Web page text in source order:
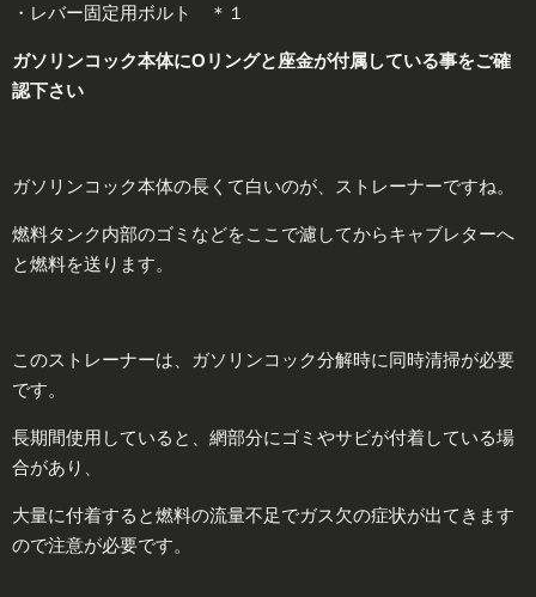
・レバー固定用ボルト ＊１
ガソリンコック本体にOリングと座金が付属している事をご確
認下さい
ガソリンコック本体の長くて白いのが、ストレーナーですね。
燃料タンク内部のゴミなどをここで濾してからキャブレターへ
と燃料を送ります。
このストレーナーは、ガソリンコック分解時に同時清掃が必要
です。
長期間使用していると、網部分にゴミやサビが付着している場
合があり、
大量に付着すると燃料の流量不足でガス欠の症状が出てきます
ので注意が必要です。